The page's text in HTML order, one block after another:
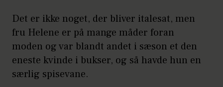
Det er ikke noget, der bliver italesat, men
fru Helene er på mange måder foran
moden og var blandt andet i sæson et den
eneste kvinde i bukser, og så havde hun en
særlig spisevane.